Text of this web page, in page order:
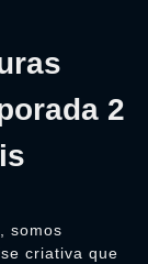
2
somos
criativa que